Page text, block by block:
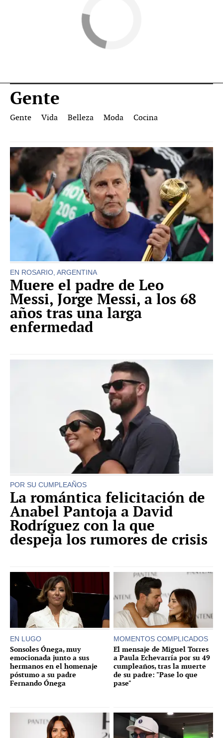
Gente
Gente Vida Belleza Moda Cocina
EN ROSARIO, ARGENTINA
Muere el padre de Leo
Messi, Jorge Messi, a los 68
años tras una larga
enfermedad
POR SU CUMPLEAÑOS
La romántica felicitación de
Anabel Pantoja a David
Rodríguez con la que
despeja los rumores de crisis
EN LUGO
Sonsoles Ónega, muy
emocionada junto a sus
hermanos en el homenaje
póstumo a su padre
Fernando Ónega
MOMENTOS COMPLICADOS
El mensaje de Miguel Torres
a Paula Echevarría por su 49
cumpleaños, tras la muerte
de su padre: "Pase lo que
pase"